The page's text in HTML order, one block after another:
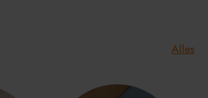
Alles